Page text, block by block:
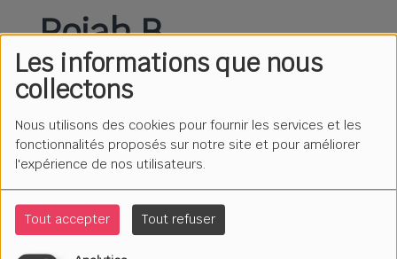
Les informations que nous
collectons
Nous utilisons des cookies pour fournir les services et les
fonctionnalités proposés sur notre site et pour améliorer
l'expérience de nos utilisateurs.
Tout accepter Tout refuser
Rojah B